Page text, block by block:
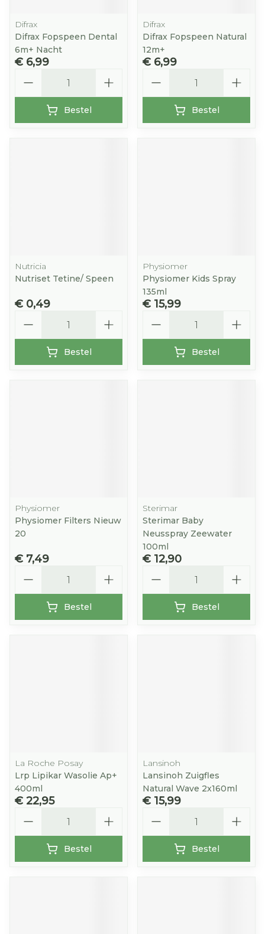
Difrax
Difrax Fopspeen Dental
6m+ Nacht
€ 6,99
Bestel
Difrax
Difrax Fopspeen Natural
12m+
€ 6,99
Bestel
Nutricia
Nutriset Tetine/ Speen
€ 0,49
Bestel
Physiomer
Physiomer Kids Spray
135ml
€ 15,99
Bestel
Physiomer
Physiomer Filters Nieuw
20
€ 7,49
Bestel
Sterimar
Sterimar Baby
Neusspray Zeewater
100ml
€ 12,90
Bestel
La Roche Posay
Lrp Lipikar Wasolie Ap+
400ml
€ 22,95
Bestel
Lansinoh
Lansinoh Zuigfles
Natural Wave 2x160ml
€ 15,99
Bestel